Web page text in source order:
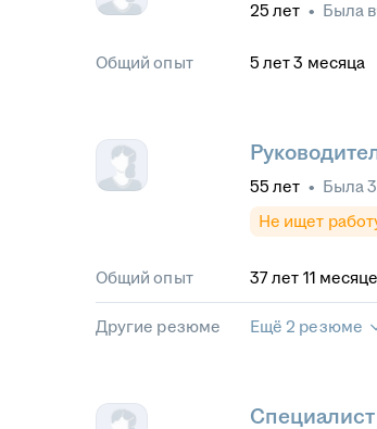
25 лет • Была
Общий опыт 5 лет 3 месяца
55 лет • Была
Не ищет
Общий опыт 37лет 11
Другие резюме Ещё 2 резюме
Специалист